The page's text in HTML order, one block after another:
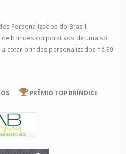
Personalizados do Brasil.
brindes corporativos de uma só
cotar brindes personalizados há 39
PRÊMIO TOP BRÍNDICE